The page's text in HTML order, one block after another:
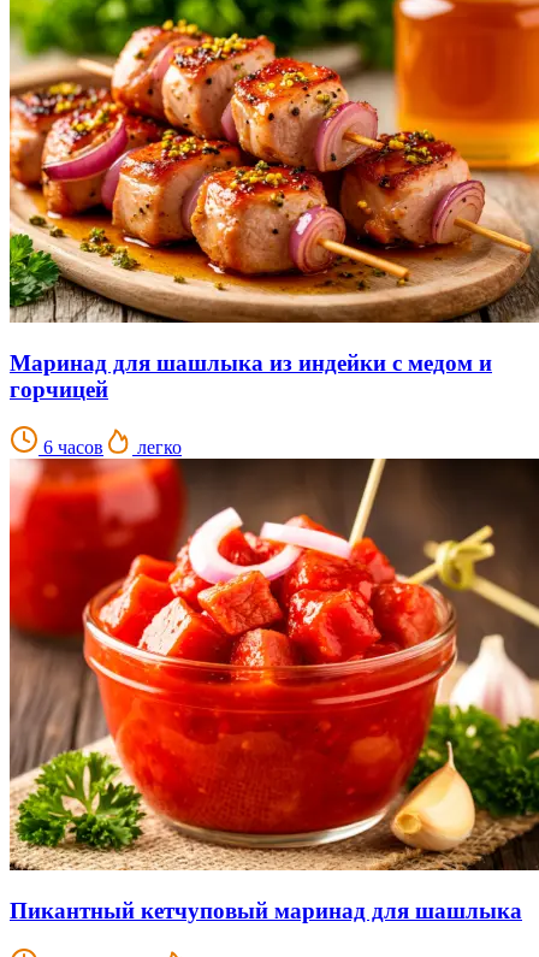
Маринад для шашлыка из индейки с медом и
горчицей
6 часов легко
Пикантный кетчуповый маринад для шашлыка